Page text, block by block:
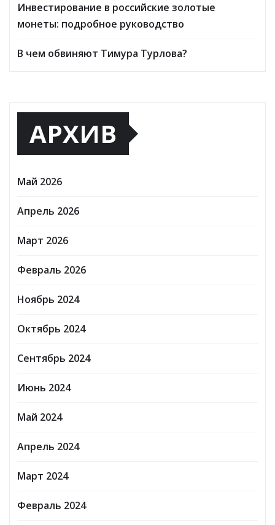
Инвестирование в российские золотые
монеты: подробное руководство
В чем обвиняют Тимура Турлова?
АРХИВ
Май 2026
Апрель 2026
Март 2026
Февраль 2026
Ноябрь 2024
Октябрь 2024
Сентябрь 2024
Июнь 2024
Май 2024
Апрель 2024
Март 2024
Февраль 2024